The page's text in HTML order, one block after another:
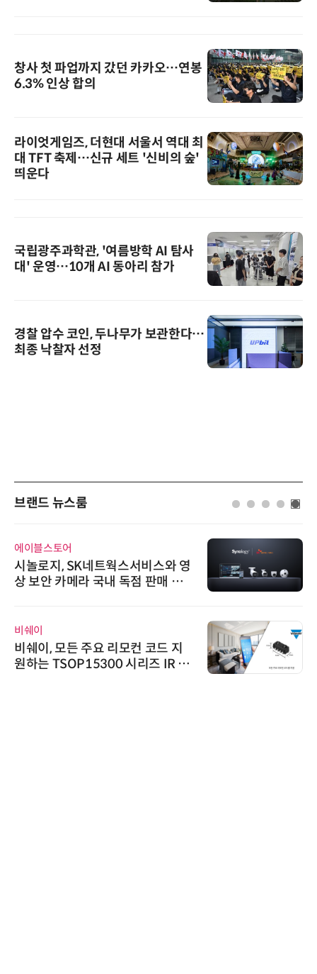
창사 첫 파업까지 갔던 카카오…연봉
6.3% 인상 합의
라이엇게임즈, 더현대 서울서 역대 최
대 TFT 축제…신규 세트 '신비의 숲'
띄운다
국립광주과학관, '여름방학 AI 탐사
대' 운영…10개 AI 동아리 참가
경찰 압수 코인, 두나무가 보관한다…
최종 낙찰자 선정
브랜드 뉴스룸
에이블스토어
시놀로지, SK네트웍스서비스와 영
상 보안 카메라 국내 독점 판매 파
비쉐이
비쉐이, 모든 주요 리모컨 코드 지
원하는 TSOP15300 시리즈 IR 수